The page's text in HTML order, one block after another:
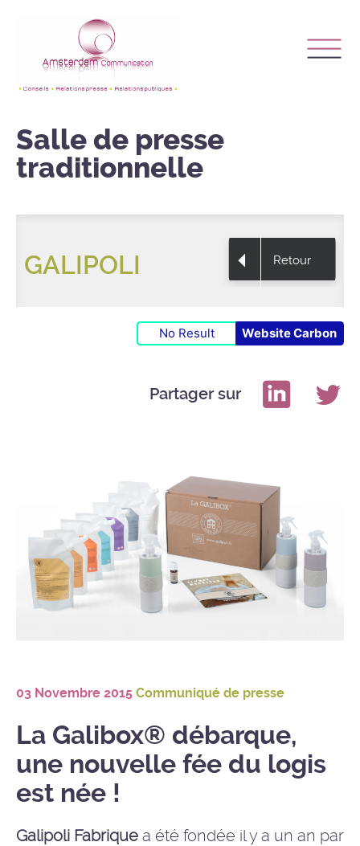
Salle de presse
traditionnelle
Retour
GALIPOLI
No Result Website Carbon
Partager sur
03 Novembre 2015 Communiqué de presse
La Galibox® débarque,
une nouvelle fée du logis
est née !
Galipoli Fabrique a été fondée il y a un an par